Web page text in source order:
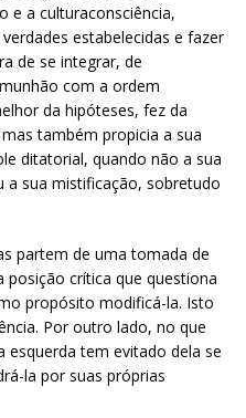
e a culturaconsciência,
estabelecidas e fazer
de se integrar, de
com a ordem
da hipóteses, fez da
também propicia a sua
ditatorial, quando não a sua
a sua mistificação, sobretudo
partem de uma tomada de
crítica que questiona
propósito modificá-la. Isto
Por outro lado, no que
tem evitado dela se
la por suas próprias